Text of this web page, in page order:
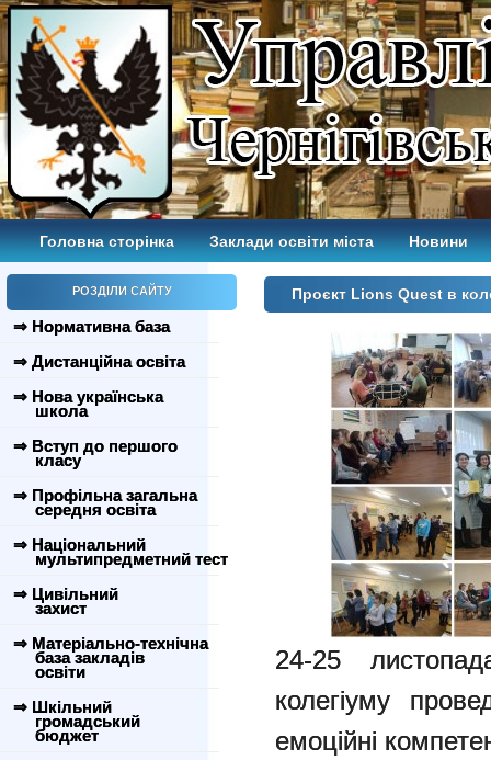
Головна сторінка Заклади освіти міста Новини
РОЗДІЛИ САЙТУ
⇒ Нормативна база
⇒ Дистанційна освіта
⇒ Нова українська
школа
⇒ Вступ до першого
класу
⇒ Профільна загальна
середня освіта
⇒ Національний
мультипредметний тест
⇒ Цивільний
захист
⇒ Матеріально-технічна
база закладів
освіти
⇒ Шкільний
громадський
бюджет
Проєкт Lions Quest в
24-25
колегіуму
емоційні